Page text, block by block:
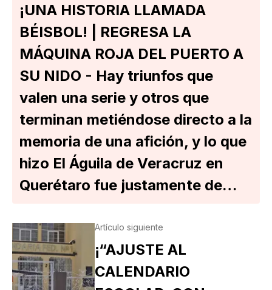
¡UNA HISTORIA LLAMADA
BÉISBOL! | REGRESA LA
MÁQUINA ROJA DEL PUERTO A
SU NIDO - Hay triunfos que
valen una serie y otros que
terminan metiéndose directo a la
memoria de una afición, y lo que
hizo El Águila de Veracruz en
Querétaro fue justamente de…
Artículo siguiente
¡“AJUSTE AL
CALENDARIO